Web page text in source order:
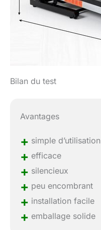
Bilan du test
Avantages
+ simple d’utilisation
+ efficace
+ silencieux
+ peu encombrant
+ installation facile
+ emballage solide